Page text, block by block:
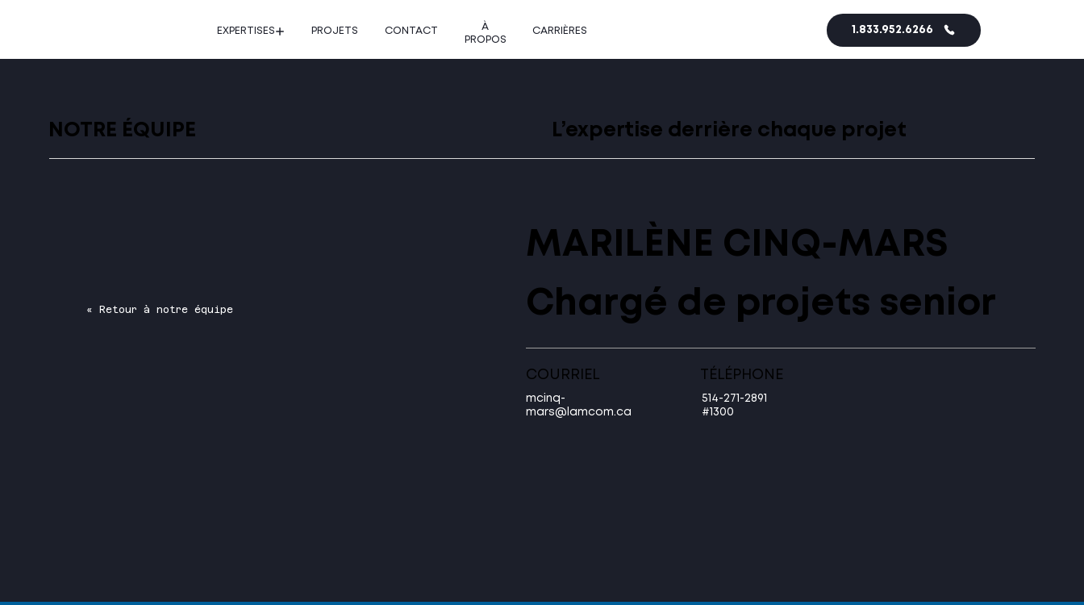
EXPERTISES PROJETS CONTACT
À
PROPOS
CARRIÈRES 1.833.952.6266
NOTRE ÉQUIPE L’expertise derrière chaque projet
« Retour à notre équipe
MARILÈNE CINQ-MARS
Chargé de projets senior
COURRIEL
mcinq-
mars@lamcom.ca
TÉLÉPHONE
514-271-2891
#1300